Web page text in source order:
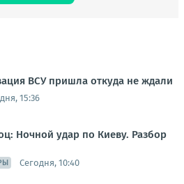
ВСУ пришла откуда не ждали
15:36
Ночной удар по Киеву. Разбор
Сегодня, 10:40